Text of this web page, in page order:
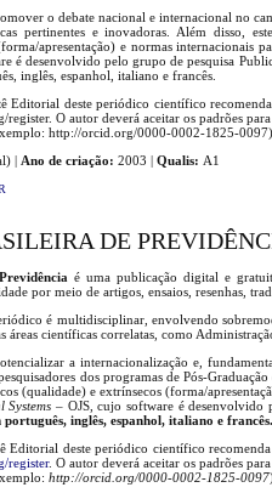
o debate nacional e internacional no
pertinentes e inovadoras. Além disso,
apresentação) e normas
é desenvolvido pelo grupo de pesquisa
inglês, espanhol, italiano e francês.
Editorial deste periódico científico
O autor deverá aceitar os padrões
http://orcid.org/0000-0002-1825-0097).
| Ano de criação: 2003 |Qualis: A1
DE
é uma publicação digital e
por meio de artigos, ensaios, resenhas,
é multidisciplinar, envolvendo
áreas científicas correlatas, como
a internacionalização e,
dos programas de Pós-
(qualidade) e extrínsecos (forma/
Systems – OJS, cujo software é desenvolvido
inglês, espanhol, italiano e francês.
Editorial deste periódico científico
register. O autor deverá aceitar os padrões
http://orcid.org/0000-0002-1825-0097